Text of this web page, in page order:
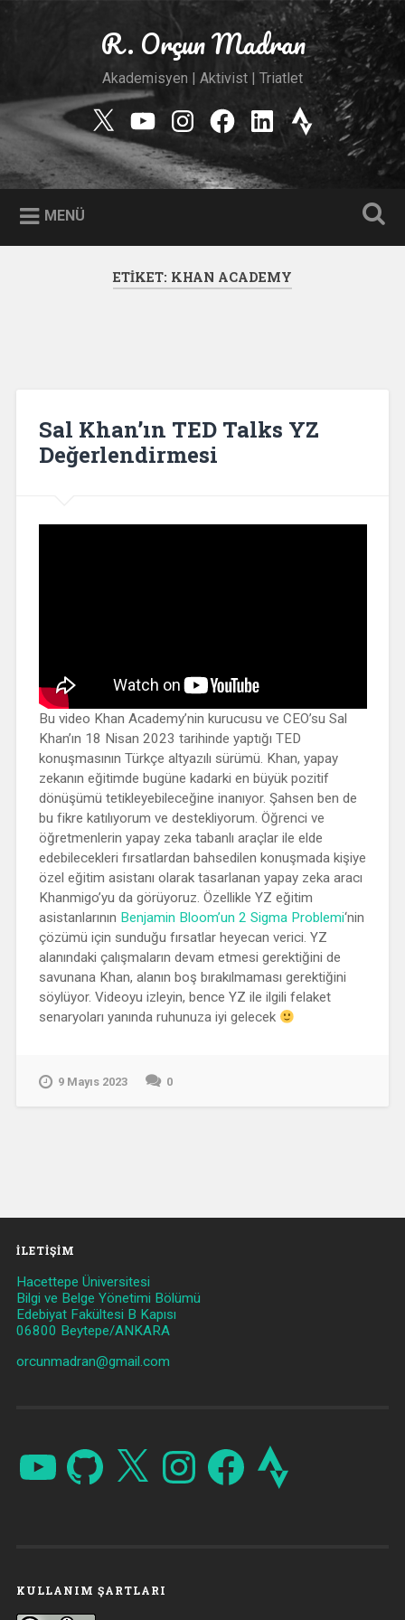
R. Orçun Madran
Akademisyen | Aktivist | Triatlet
TwitterYouTube
Instagram
Facebook
Linkedin
Strava
MENÜ
ETIKET: KHAN ACADEMY
Sal Khan’ın TED Talks YZ
Değerlendirmesi
Bu video Khan Academy’nin kurucusu ve CEO’su Sal
Khan’ın 18 Nisan 2023 tarihinde yaptığı TED
konuşmasının Türkçe altyazılı sürümü. Khan, yapay
zekanın eğitimde bugüne kadarki en büyük pozitif
dönüşümü tetikleyebileceğine inanıyor. Şahsen ben de
bu fikre katılıyorum ve destekliyorum. Öğrenci ve
öğretmenlerin yapay zeka tabanlı araçlar ile elde
edebilecekleri fırsatlardan bahsedilen konuşmada kişiye
özel eğitim asistanı olarak tasarlanan yapay zeka aracı
Khanmigo’yu da görüyoruz. Özellikle YZ eğitim
asistanlarının Benjamin Bloom’un 2 Sigma Problemi‘nin
çözümü için sunduğu fırsatlar heyecan verici. YZ
alanındaki çalışmaların devam etmesi gerektiğini de
savunana Khan, alanın boş bırakılmaması gerektiğini
söylüyor. Videoyu izleyin, bence YZ ile ilgili felaket
senaryoları yanında ruhunuza iyi gelecek
9 Mayıs 2023 0
İLETIŞIM
Hacettepe Üniversitesi
Bilgi ve Belge Yönetimi Bölümü
Edebiyat Fakültesi B Kapısı
06800 Beytepe/ANKARA
orcunmadran@gmail.com
GitHub X InstagramFacebook Strava
KULLANIM ŞARTLARI